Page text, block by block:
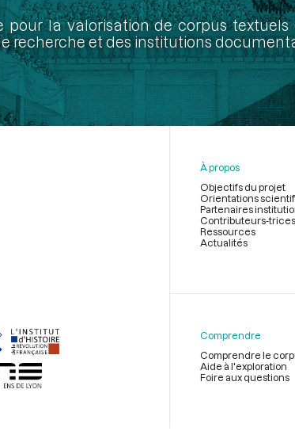
pour la valorisation de corpus
recherche et des institutions
page
À propos
Objectifs du projet
Orientations
Partenaires
Contributeurs-trices
Ressources
Actualités
Comprendre
Comprendre le
Aide à l'exploration
Foire aux questions